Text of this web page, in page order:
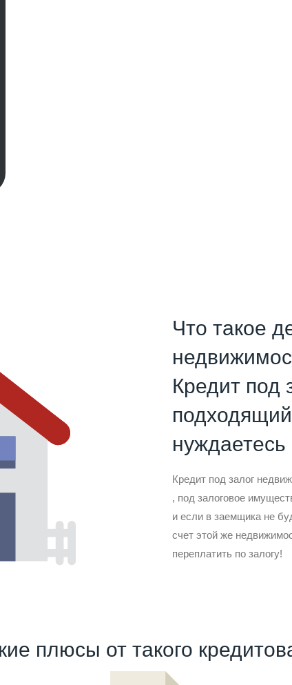
Что такое
Кредит под
Кредит под залог
, под залоговое
и если в заемщика не
счет этой же
переплатить по залогу!
плюсы от такого